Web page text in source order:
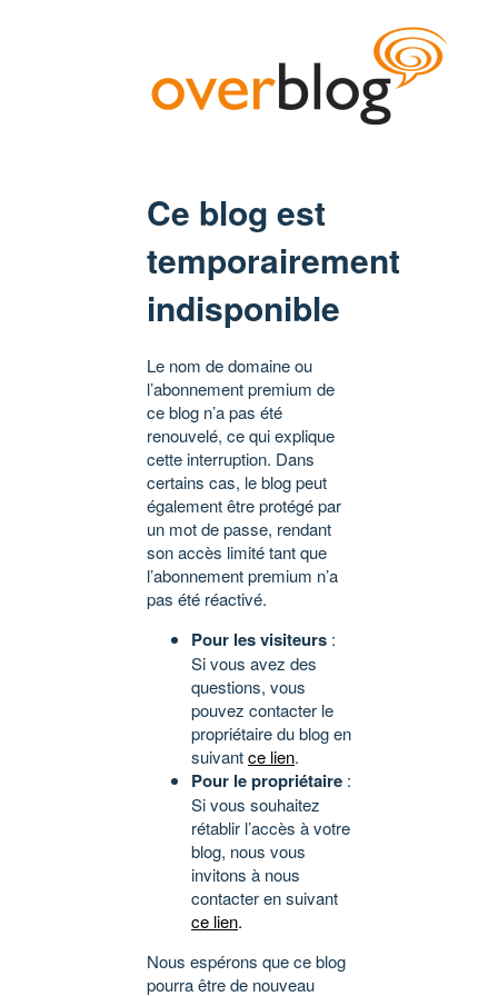
Ce blog est
temporairement
indisponible
Le nom de domaine ou
l’abonnement premium de
ce blog n’a pas été
renouvelé, ce qui explique
cette interruption. Dans
certains cas, le blog peut
également être protégé par
un mot de passe, rendant
son accès limité tant que
l’abonnement premium n’a
pas été réactivé.
Pour les visiteurs :
Si vous avez des
questions, vous
pouvez contacter le
propriétaire du blog en
suivantce lien.
Pour le propriétaire :
Si vous souhaitez
rétablir l’accès à votre
blog, nous vous
invitons à nous
contacter en suivant
ce lien.
Nous espérons que ce blog
pourra être de nouveau